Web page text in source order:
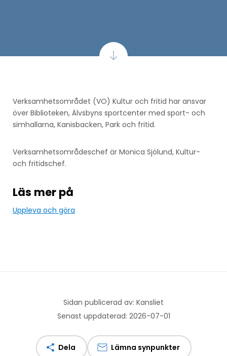
Verksamhetsområdet (VO) Kultur och fritid har ansvar
över Biblioteken, Älvsbyns sportcenter med sport- och
simhallarna, Kanisbacken, Park och fritid.
Verksamhetsområdeschef är Monica Sjölund, Kultur-
och fritidschef.
Läs mer på
Uppleva och göra
Sidan publicerad av: Kansliet
Senast uppdaterad: 2026-07-01
Dela Lämna synpunkter